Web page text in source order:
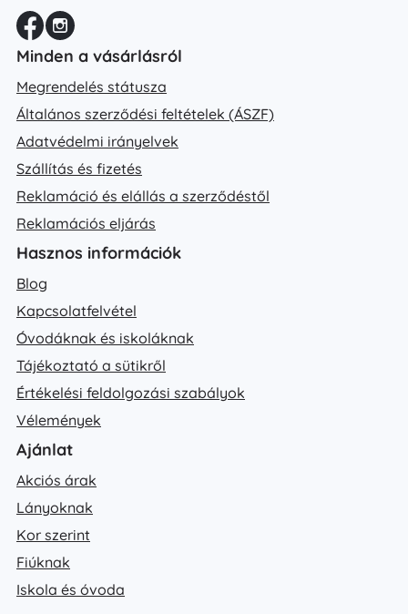
Minden a vásárlásról
Megrendelés státusza
Általános szerződési feltételek (ÁSZF)
Adatvédelmi irányelvek
Szállítás és fizetés
Reklamáció és elállás a szerződéstől
Reklamációs eljárás
Hasznos információk
Blog
Kapcsolatfelvétel
Óvodáknak és iskoláknak
Tájékoztató a sütikről
Értékelési feldolgozási szabályok
Vélemények
Ajánlat
Akciós árak
Lányoknak
Kor szerint
Fiúknak
Iskola és óvoda